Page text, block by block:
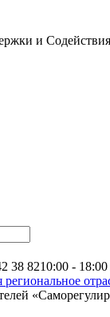
и
38 8210:00 -